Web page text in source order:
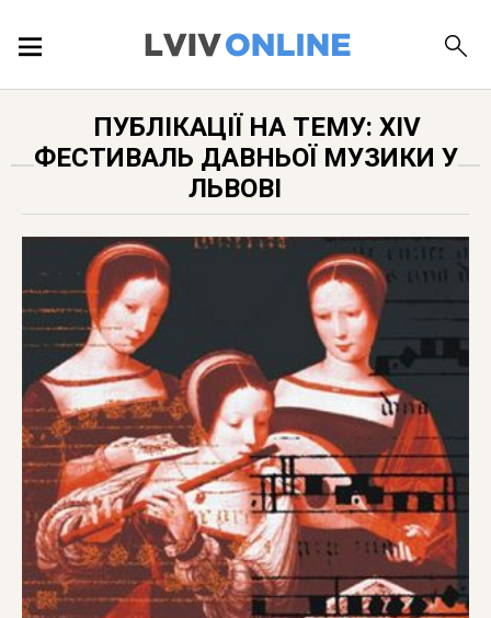
ЛОКАЦІЇ
ПУБЛІКАЦІЇ
ДОВІДКА
ПУБЛІКАЦІЇ НА ТЕМУ: XIV
ФЕСТИВАЛЬ ДАВНЬОЇ МУЗИКИ У
ЛЬВОВІ